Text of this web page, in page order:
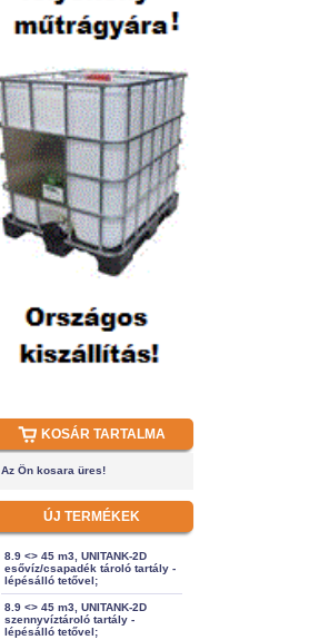
KOSÁR TARTALMA
Az Ön kosara üres!
ÚJ TERMÉKEK
8.9 <> 45 m3, UNITANK-2D
esővíz/csapadék tároló tartály -
lépésálló tetővel;
8.9 <> 45 m3, UNITANK-2D
szennyvíztároló tartály -
lépésálló tetővel;